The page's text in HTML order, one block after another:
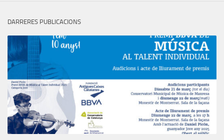
DARRERES PUBLICACIONS